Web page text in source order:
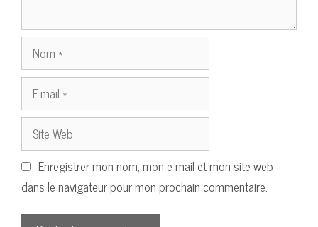
Nom
E-
mail
Site
Web
Enregistrer mon nom, mon e-mail et mon site web
dans le navigateur pour mon prochain commentaire.